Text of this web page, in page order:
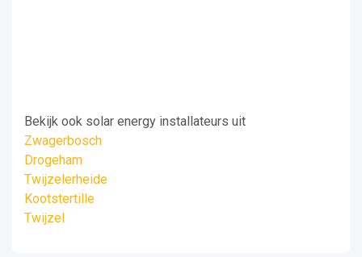
Bekijk ook solar energy installateurs uit
Zwagerbosch
Drogeham
Twijzelerheide
Kootstertille
Twijzel